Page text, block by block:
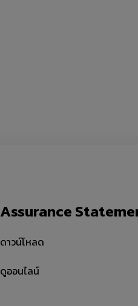
Assurance
ดาวน์โหลด
ดูออนไลน์